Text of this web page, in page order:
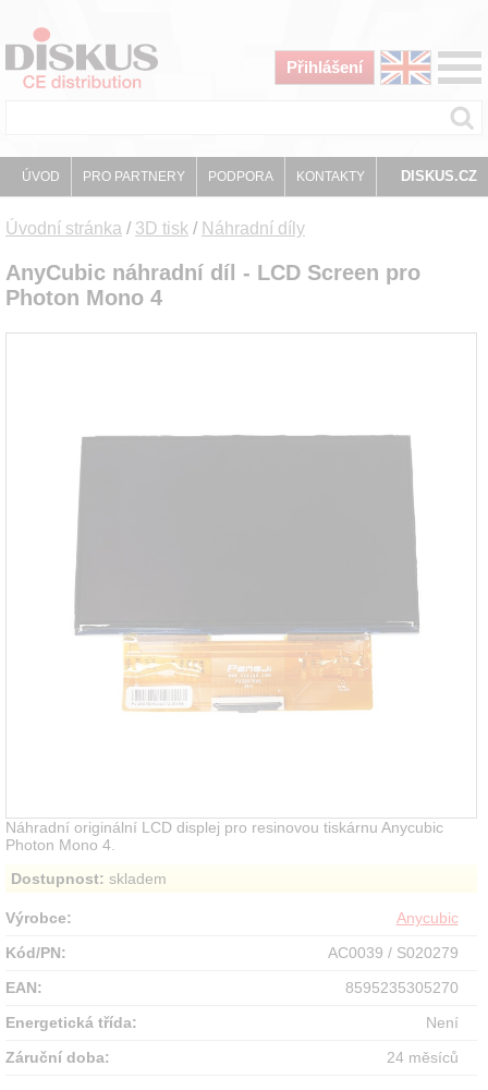
Přihlášení
ÚVOD PRO PARTNERY PODPORA KONTAKTY DISKUS.CZ
Úvodní stránka / 3D tisk / Náhradní díly
AnyCubic náhradní díl - LCD Screen pro
Photon Mono 4
Náhradní originální LCD displej pro resinovou tiskárnu Anycubic
Photon Mono 4.
Dostupnost: skladem
Výrobce:
Anycubic
Kód/PN:
AC0039 / S020279
EAN:
8595235305270
Energetická třída:
Není
Záruční doba:
24 měsíců